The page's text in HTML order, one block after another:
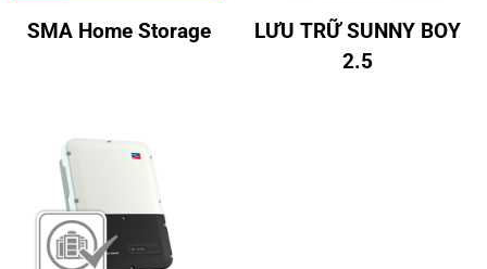
SMA Home Storage
LƯU TRỮ SUNNY BOY
2.5